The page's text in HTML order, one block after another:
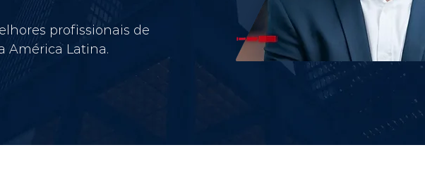
profissionais de
América Latina.